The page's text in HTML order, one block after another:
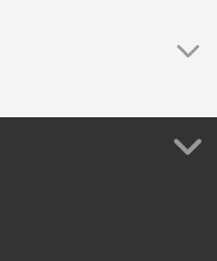
Lagoon